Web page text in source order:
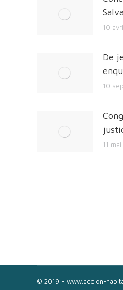
10
De
10
11
© 2019 - www.accion-